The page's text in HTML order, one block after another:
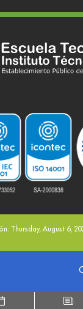
Thursday, August 6,
de